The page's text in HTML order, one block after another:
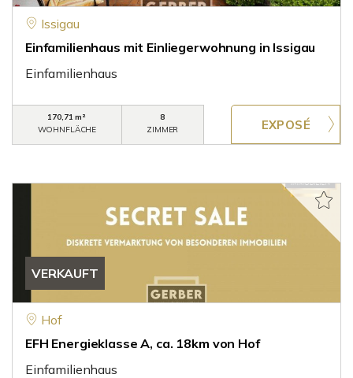
Issigau
Einfamilienhaus mit Einliegerwohnung in Issigau
Einfamilienhaus
170,71 m²
WOHNFLÄCHE
8
ZIMMER
VERKAUFT
Hof
EFH Energieklasse A, ca. 18km von Hof
Einfamilienhaus